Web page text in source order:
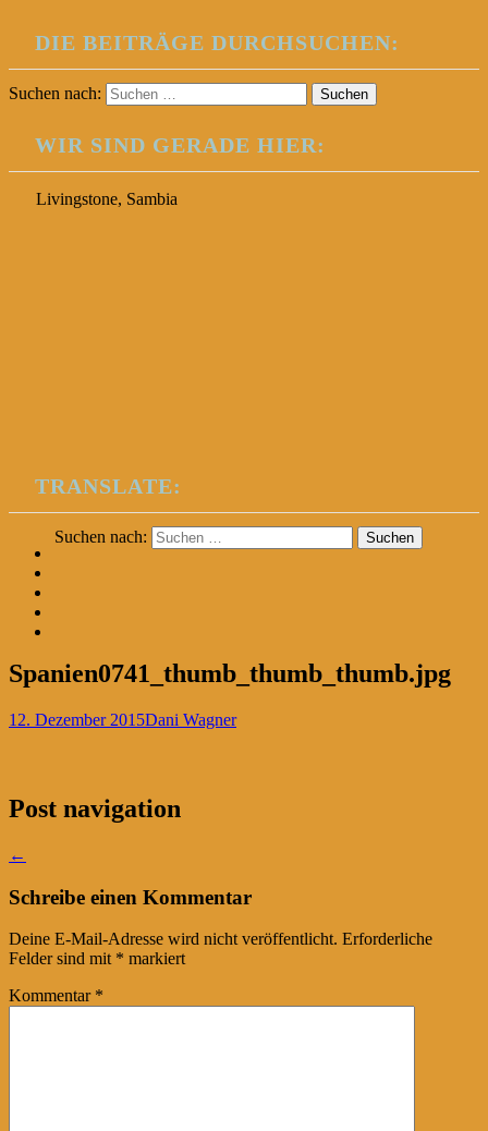
DIE BEITRÄGE DURCHSUCHEN:
Suchen nach:
WIR SIND GERADE HIER:
Livingstone, Sambia
TRANSLATE:
Suchen nach:
Spanien0741_thumb_thumb_thumb.jpg
12. Dezember 2015Dani Wagner
Post navigation
←
Schreibe einen Kommentar
Deine E-Mail-Adresse wird nicht veröffentlicht. Erforderliche
Felder sind mit * markiert
Kommentar *